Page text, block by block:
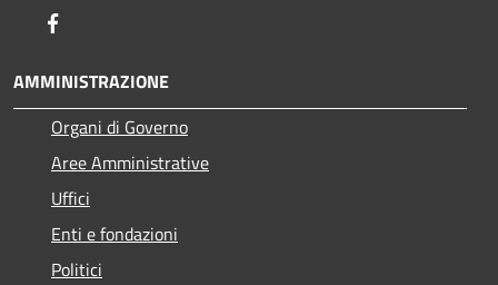
AMMINISTRAZIONE
Organi di Governo
Aree Amministrative
Uffici
Enti e fondazioni
Politici